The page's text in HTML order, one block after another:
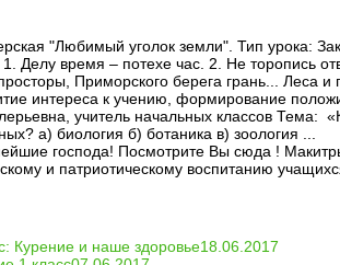
"Любимый уголок земли". Тип урока:
время – потехе час. 2. Не торопись
Приморского берега грань... Леса и
интереса к учению, формирование
учитель начальных классов Тема:
а) биология б) ботаника в) зоология ...
господа! Посмотрите Вы сюда !
и патриотическому воспитанию
Курение и наше здоровье18.06.2017